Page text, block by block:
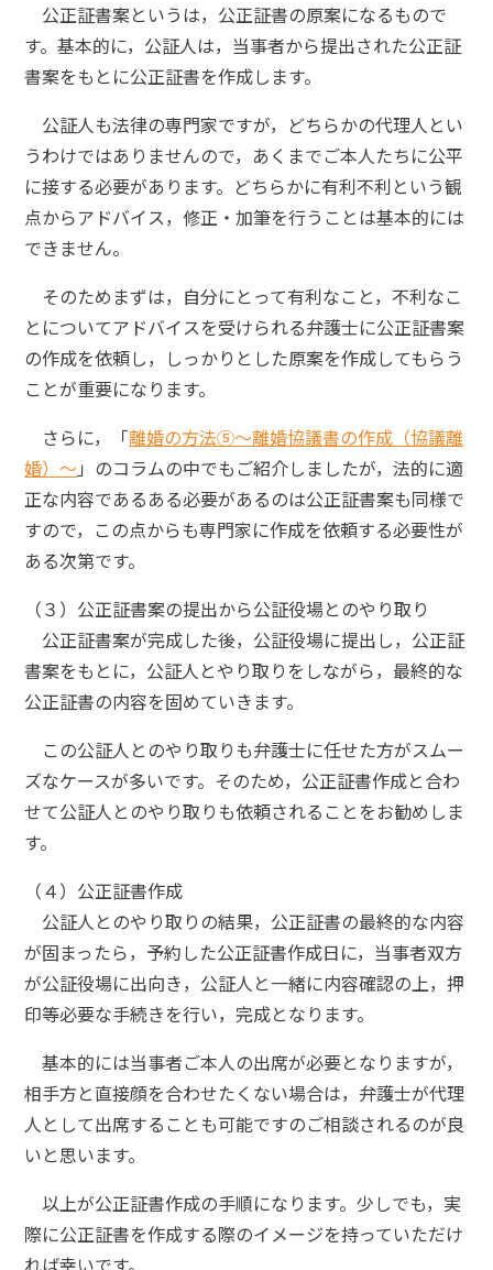
公正証書案というは，公正証書の原案になるもので
す。基本的に，公証人は，当事者から提出された公正証
書案をもとに公正証書を作成します。
公証人も法律の専門家ですが，どちらかの代理人とい
うわけではありませんので，あくまでご本人たちに公平
に接する必要があります。どちらかに有利不利という観
点からアドバイス，修正・加筆を行うことは基本的には
できません。
そのためまずは，自分にとって有利なこと，不利なこ
とについてアドバイスを受けられる弁護士に公正証書案
の作成を依頼し，しっかりとした原案を作成してもらう
ことが重要になります。
さらに，「離婚の方法⑤～離婚協議書の作成（協議離
婚）～ 」のコラムの中でもご紹介しましたが，法的に適
正な内容であるある必要があるのは公正証書案も同様で
すので，この点からも専門家に作成を依頼する必要性が
ある次第です。
（３）公正証書案の提出から公証役場とのやり取り
公正証書案が完成した後，公証役場に提出し，公正証
書案をもとに，公証人とやり取りをしながら，最終的な
公正証書の内容を固めていきます。
この公証人とのやり取りも弁護士に任せた方がスムー
ズなケースが多いです。そのため，公正証書作成と合わ
せて公証人とのやり取りも依頼されることをお勧めしま
す。
（４）公正証書作成
公証人とのやり取りの結果，公正証書の最終的な内容
が固まったら，予約した公正証書作成日に，当事者双方
が公証役場に出向き，公証人と一緒に内容確認の上，押
印等必要な手続きを行い，完成となります。
基本的には当事者ご本人の出席が必要となりますが，
相手方と直接顔を合わせたくない場合は，弁護士が代理
人として出席することも可能ですのご相談されるのが良
いと思います。
以上が公正証書作成の手順になります。少しでも，実
際に公正証書を作成する際のイメージを持っていただけ